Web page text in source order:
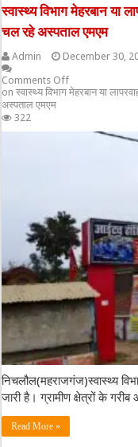
स्वास्थ्य विभाग मेहरबान या
चल रहे अस्पताल एमएम
Admin
December 30,
Comments Off
on स्वास्थ्य विभाग मेहरबान या
अस्पताल एमएम
322
निचलौल(महराजगंज)स्वास्थ्य
जारी है। ग्रामीण क्षेत्रों के
Read More »